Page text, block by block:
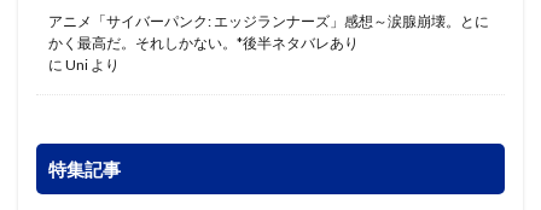
アニメ「サイバーパンク: エッジランナーズ」感想～涙腺崩壊。とに
かく最高だ。それしかない。*後半ネタバレあり
に Uni より
特集記事